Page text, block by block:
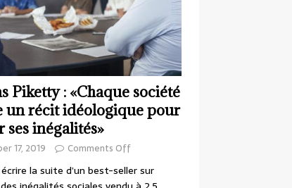
Piketty : «Chaque société
un récit idéologique pour
inégalités»
17, 2019 Comments Off
la suite d’un best-seller sur